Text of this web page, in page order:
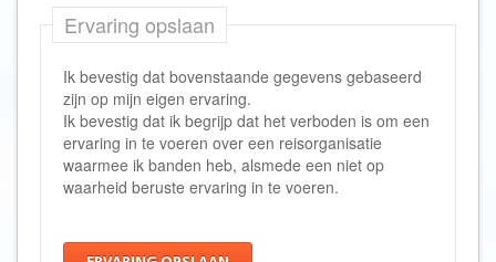
Ervaring opslaan
Ik bevestig dat bovenstaande gegevens gebaseerd
zijn op mijn eigen ervaring.
Ik bevestig dat ik begrijp dat het verboden is om een
ervaring in te voeren over een reisorganisatie
waarmee ik banden heb, alsmede een niet op
waarheid beruste ervaring in te voeren.